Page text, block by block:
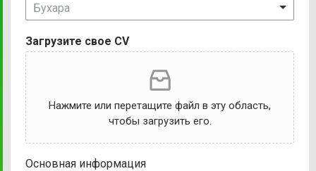
Бухара
Загрузите свое CV
Нажмите или перетащите файл в эту область,
чтобы загрузить его.
Основная информация